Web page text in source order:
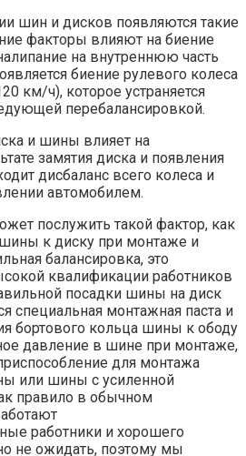
шин и дисков появляются такие
факторы влияют на биение
на внутреннюю часть
биение рулевого колеса
км/ч), которое устраняется
перебалансировкой.
и шины влияет на
замятия диска и появления
дисбаланс всего колеса и
автомобилем.
послужить такой фактор, как
к диску при монтаже и
балансировка, это
квалификации работников
посадки шины на диск
специальная монтажная паста и
бортового кольца шины к ободу
давление в шине при монтаже,
для монтажа
или шины с усиленной
правило в обычном
работники и хорошего
не ожидать, поэтому мы